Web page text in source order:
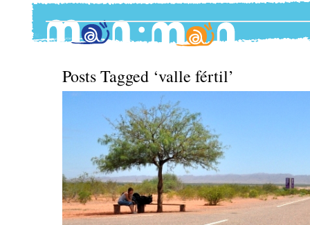
Posts Tagged ‘valle fértil’